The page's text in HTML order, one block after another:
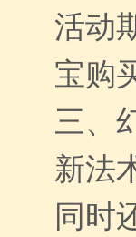
活动
宝购
三、
新法
同时